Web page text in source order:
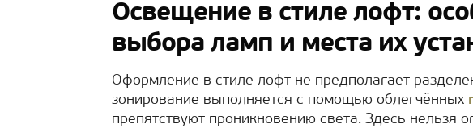
Освещение в стиле лофт:
выбора ламп и места их
Оформление в стиле лофт не предполагает
зонирование выполняется с помощью облегчённых
препятствуют проникновению света. Здесь нельзя